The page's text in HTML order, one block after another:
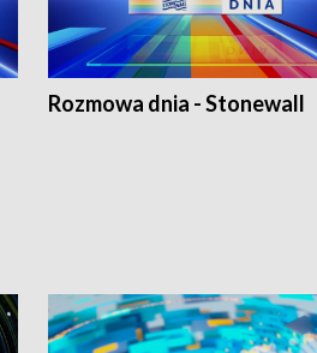
Rozmowa dnia - Stonewall